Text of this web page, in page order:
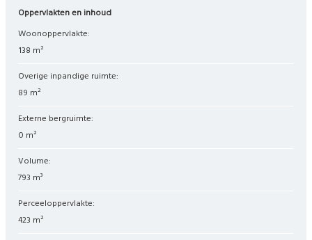
Oppervlakten en inhoud
Woonoppervlakte:
138 m²
Overige inpandige ruimte:
89 m²
Externe bergruimte:
0 m²
Volume:
793 m³
Perceeloppervlakte:
423 m²